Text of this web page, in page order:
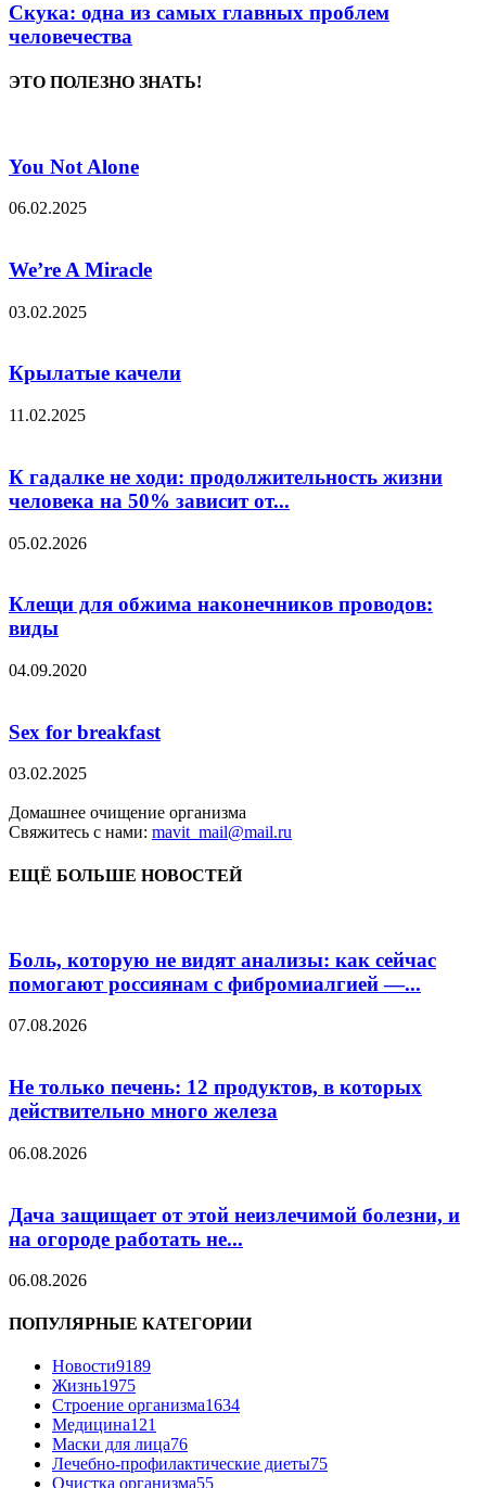
Скука: одна из самых главных проблем
человечества
ЭТО ПОЛЕЗНО ЗНАТЬ!
You Not Alone
06.02.2025
We’re A Miracle
03.02.2025
Крылатые качели
11.02.2025
К гадалке не ходи: продолжительность жизни
человека на 50% зависит от...
05.02.2026
Клещи для обжима наконечников проводов:
виды
04.09.2020
Sex for breakfast
03.02.2025
Домашнее очищение организма
Свяжитесь с нами: mavit_mail@mail.ru
ЕЩЁ БОЛЬШЕ НОВОСТЕЙ
Боль, которую не видят анализы: как сейчас
помогают россиянам с фибромиалгией —...
07.08.2026
Не только печень: 12 продуктов, в которых
действительно много железа
06.08.2026
Дача защищает от этой неизлечимой болезни, и
на огороде работать не...
06.08.2026
ПОПУЛЯРНЫЕ КАТЕГОРИИ
Новости9189
Жизнь1975
Строение организма1634
Медицина121
Маски для лица76
Лечебно-профилактические диеты75
Очистка организма55